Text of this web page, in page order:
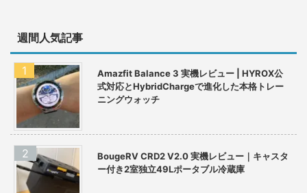
週間人気記事
Amazfit Balance 3 実機レビュー | HYROX公
式対応とHybridChargeで進化した本格トレー
ニングウォッチ
BougeRV CRD2 V2.0 実機レビュー｜キャスタ
ー付き2室独立49Lポータブル冷蔵庫